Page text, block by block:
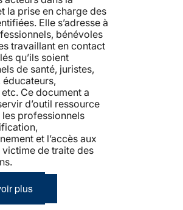
la prise en charge des
Elle s’adresse à
bénévoles
travaillant en contact
qu’ils soient
de santé, juristes,
Ce document a
d’outil ressource
professionnels
et l’accès aux
victime de traite des
plus